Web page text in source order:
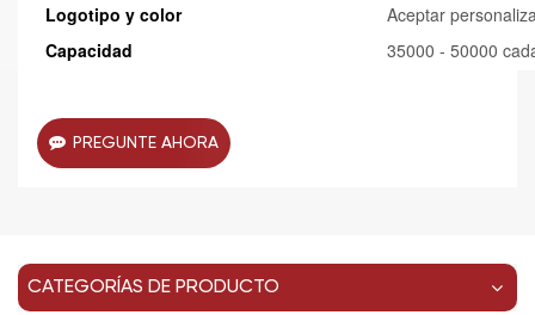
Logotipo y color
Aceptar
Capacidad
35000 - 50000
PREGUNTE AHORA
CATEGORÍAS DE PRODUCTO